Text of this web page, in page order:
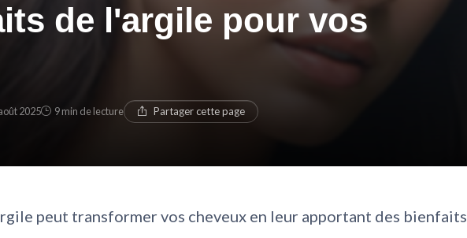
de l'argile pour vos
2025 9 min de lecture Partager cette page
peut transformer vos cheveux en leur apportant des bienfaits